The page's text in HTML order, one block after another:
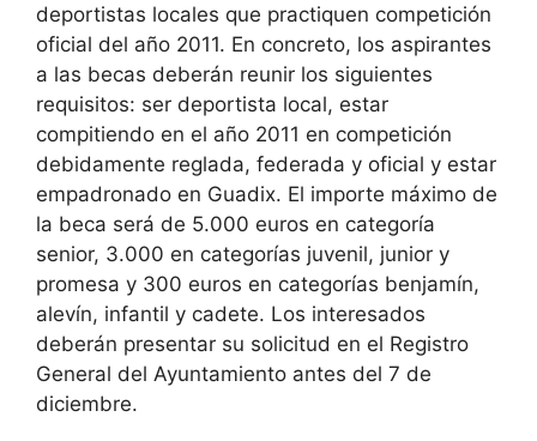
deportistas locales que practiquen competición
oficial del año 2011. En concreto, los aspirantes
a las becas deberán reunir los siguientes
requisitos: ser deportista local, estar
compitiendo en el año 2011 en competición
debidamente reglada, federada y oficial y estar
empadronado en Guadix. El importe máximo de
la beca será de 5.000 euros en categoría
senior, 3.000 en categorías juvenil, junior y
promesa y 300 euros en categorías benjamín,
alevín, infantil y cadete. Los interesados
deberán presentar su solicitud en el Registro
General del Ayuntamiento antes del 7 de
diciembre.